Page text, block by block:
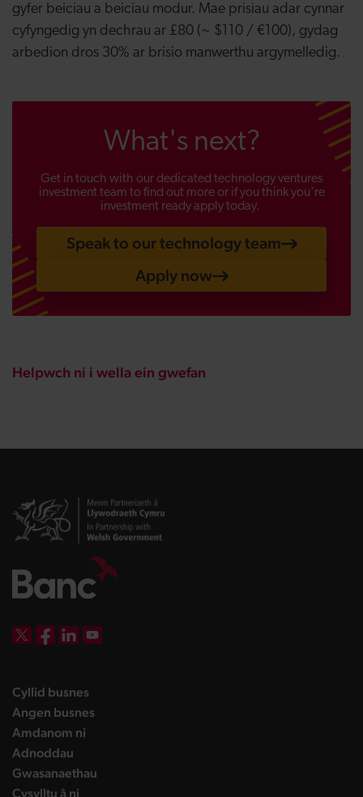
gyfer beiciau a beiciau modur. Mae prisiau adar cynnar
cyfyngedig yn dechrau ar £80 (~ $110 / €100), gydag
arbedion dros 30% ar brisio manwerthu argymelledig.
What's next?
Get in touch with our dedicated technology ventures
investment team to find out more or if you think you're
investment ready apply today.
Speak to our technology team
Apply now
Helpwch ni i wella ein gwefan
Cyllid busneslanding page
Angen busneslanding page
Amdanom ni
Adnoddau
Gwasanaethau
Cysylltu â ni